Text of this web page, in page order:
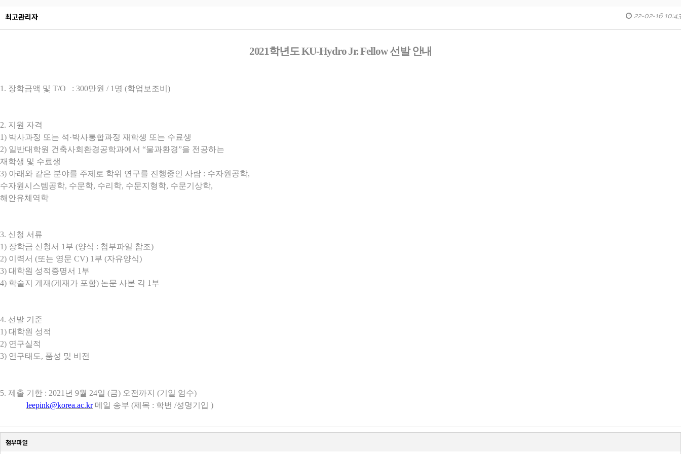
최고관리자 22-02-16 10:43
2021학년도KU-Hydro Jr. Fellow선발 안내
1. 장학금액 및 T/O : 300만원 / 1 명 (학업보조비 )
2. 지원 자격
1) 박사과정 또는 석 ·박사통합과정 재학생 또는 수료생
2) 일반대학원 건축사회환경공학과에서 “물과환경”을 전공하는
재학생 및 수료생
3) 아래와 같은 분야를 주제로 학위 연구를 진행중인 사람 : 수자원공학,
수자원시스템공학, 수문학, 수리학, 수문지형학, 수문기상학,
해안유체역학
3. 신청 서류
1) 장학금 신청서 1 부 (양식 : 첨부파일 참조)
2) 이력서 (또는 영문 CV) 1 부 (자유양식)
3) 대학원 성적증명서 1 부
4) 학술지 게재(게재가 포함) 논문 사본 각 1 부
4. 선발 기준
1) 대학원 성적
2) 연구실적
3) 연구태도 , 품성 및 비전
5. 제출 기한 : 2021 년 9월 24일 (금) 오전까지 (기일 엄수)
leepink@korea.ac.kr 메일 송부 (제목 : 학번 /성명기입 )
첨부파일